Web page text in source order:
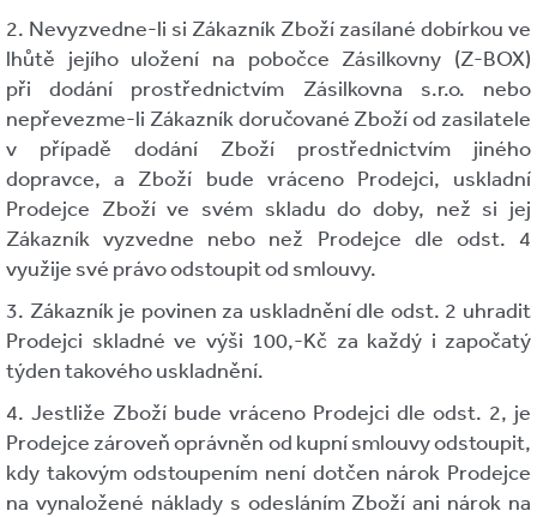
2. Nevyzvedne-li si Zákazník Zboží zasílané dobírkou ve
lhůtě jejího uložení na pobočce Zásilkovny (Z-BOX)
při dodání prostřednictvím Zásilkovna s.r.o. nebo
nepřevezme-li Zákazník doručované Zboží od zasilatele
v případě dodání Zboží prostřednictvím jiného
dopravce, a Zboží bude vráceno Prodejci, uskladní
Prodejce Zboží ve svém skladu do doby, než si jej
Zákazník vyzvedne nebo než Prodejce dle odst. 4
využije své právo odstoupit od smlouvy.
3. Zákazník je povinen za uskladnění dle odst. 2 uhradit
Prodejci skladné ve výši 100,-Kč za každý i započatý
týden takového uskladnění.
4. Jestliže Zboží bude vráceno Prodejci dle odst. 2, je
Prodejce zároveň oprávněn od kupní smlouvy odstoupit,
kdy takovým odstoupením není dotčen nárok Prodejce
na vynaložené náklady s odesláním Zboží ani nárok na